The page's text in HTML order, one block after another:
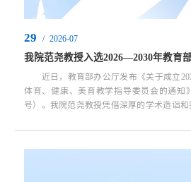
29 / 2026-07
近日，教育部办公厅发布《关于成立
体育、健康、美育教学指导委员会的通知
号）。我院范尧教授凭借深厚的学术造诣
至2030年7月止。 教育部高等学校教学指
导的指导高等学校本科教育教学工作的专